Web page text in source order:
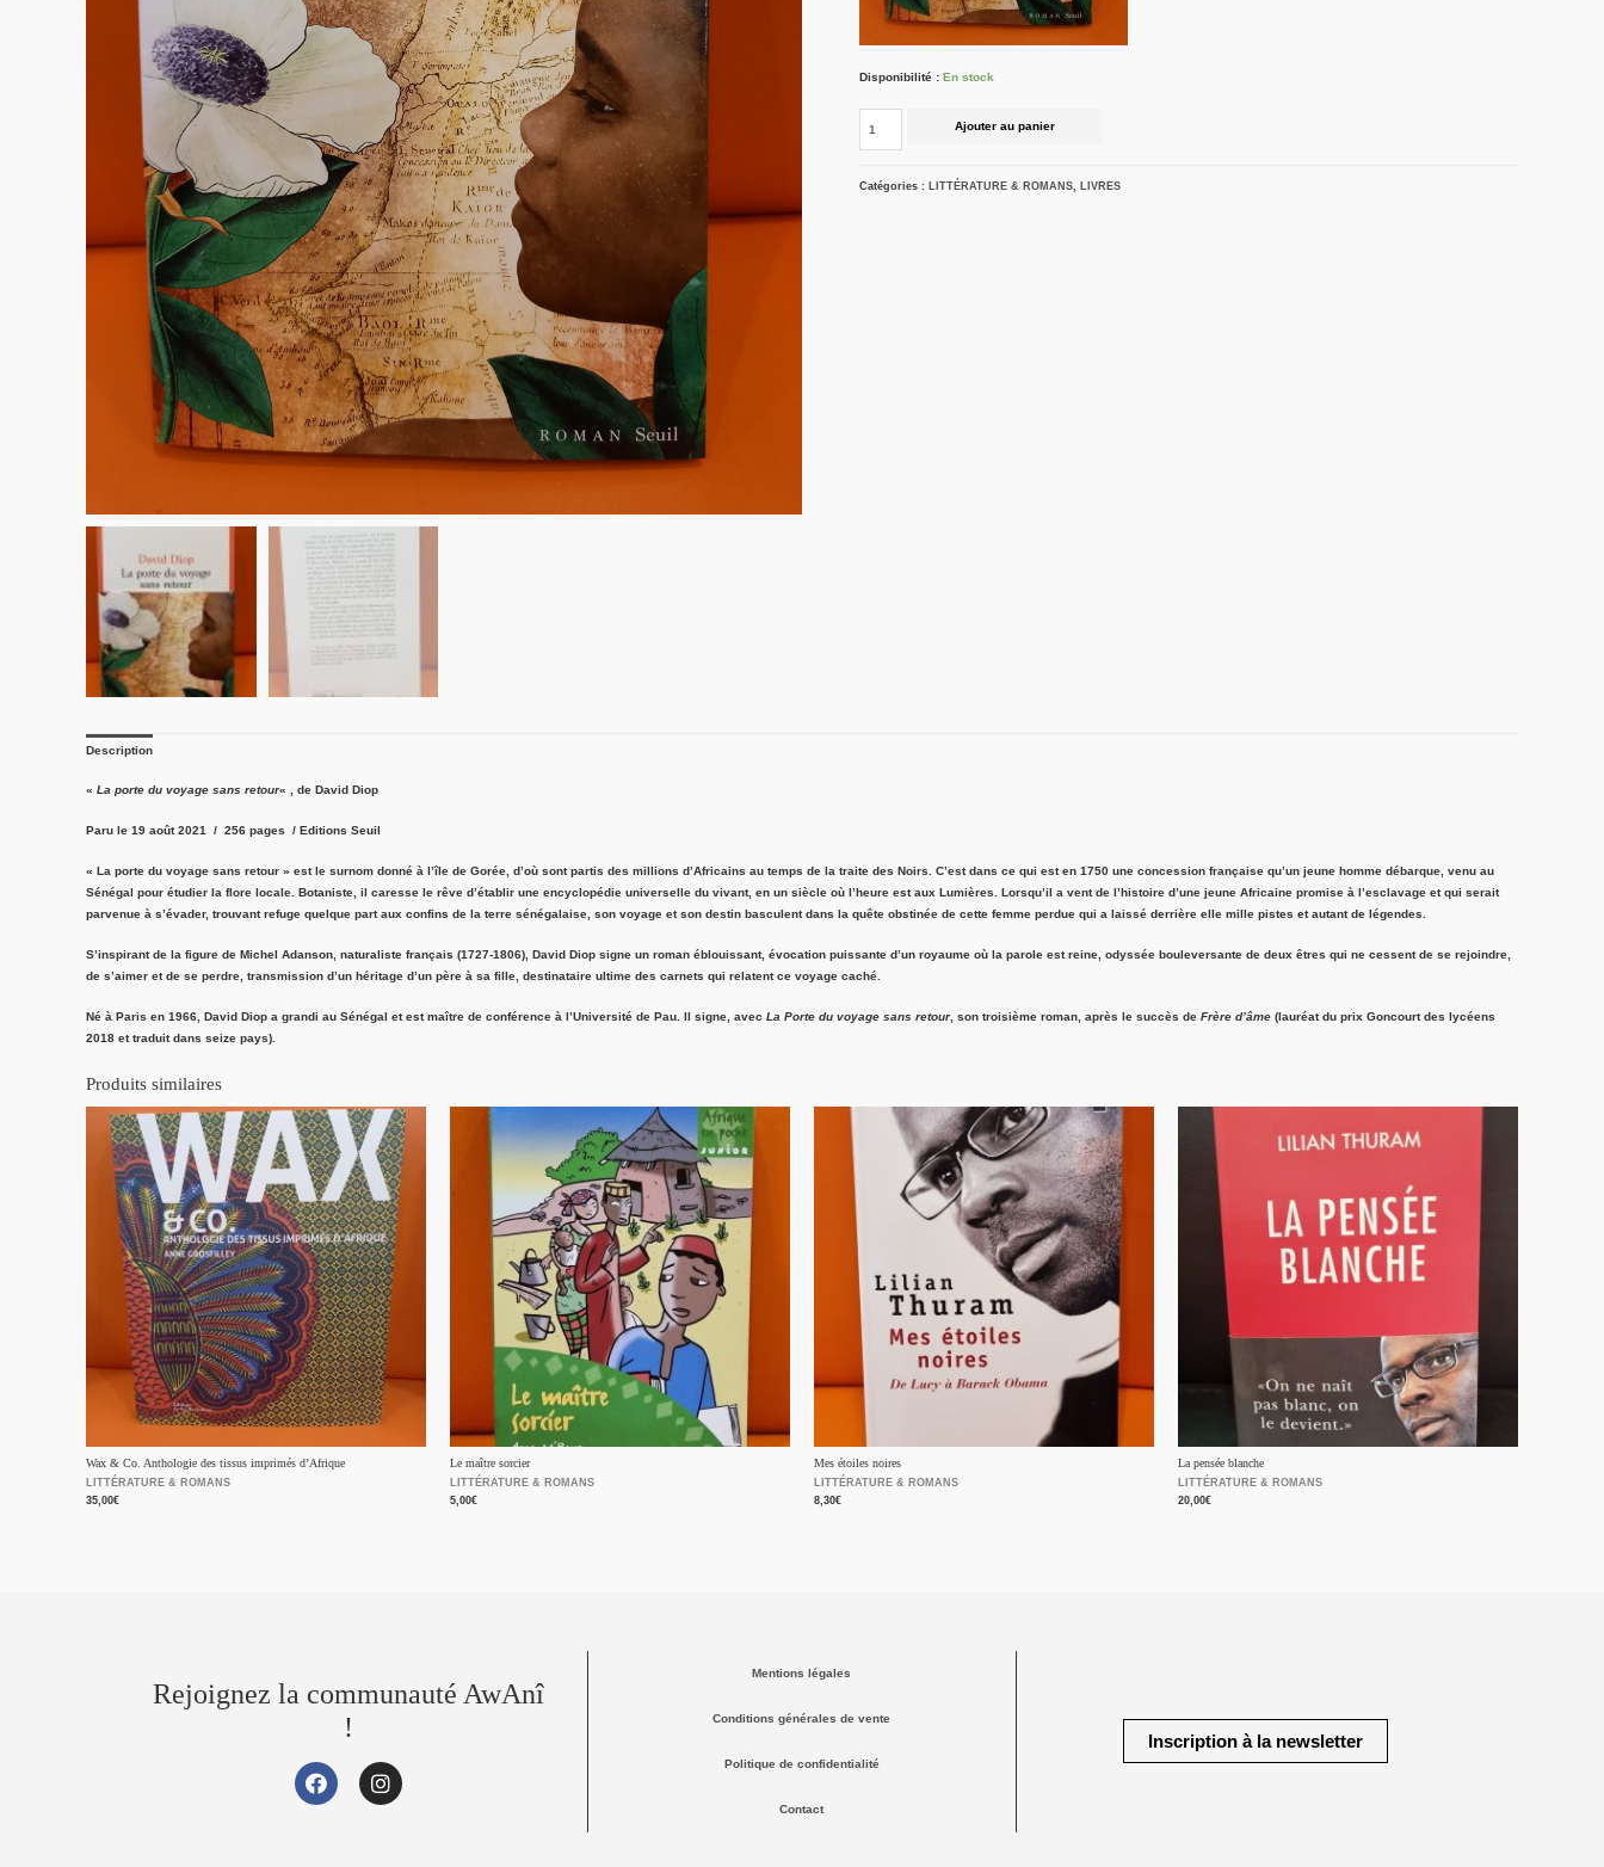
Disponibilité : En stock
Ajouter au panier
Catégories : LITTÉRATURE & ROMANS, LIVRES
Description
« La porte du voyage sans retour« , de David Diop
Paru le 19 août 2021 / 256 pages / Editions Seuil
« La porte du voyage sans retour » est le surnom donné à l’île de Gorée, d’où sont partis des millions d’Africains au temps de la traite des Noirs. C’est dans ce qui est en 1750 une concession française qu’un jeune homme débarque, venu au
Sénégal pour étudier la flore locale. Botaniste, il caresse le rêve d’établir une encyclopédie universelle du vivant, en un siècle où l’heure est aux Lumières. Lorsqu’il a vent de l’histoire d’une jeune Africaine promise à l’esclavage et qui serait
parvenue à s’évader, trouvant refuge quelque part aux confins de la terre sénégalaise, son voyage et son destin basculent dans la quête obstinée de cette femme perdue qui a laissé derrière elle mille pistes et autantde légendes.
S’inspirant de la figure de Michel Adanson, naturaliste français (1727-1806), David Diop signe un roman éblouissant, évocation puissante d’un royaume où la parole est reine, odyssée bouleversante de deux êtres qui ne cessent de se rejoindre,
de s’aimer et de se perdre, transmission d’un héritage d’un père à sa fille, destinataire ultime des carnets qui relatent ce voyage caché.
Né à Paris en 1966, David Diop a grandi au Sénégal et est maître de conférence à l’Université de Pau. Il signe, avec La Porte du voyage sans retour, son troisième roman, après le succès de Frère d’âme (lauréat du prix Goncourt des lycéens
2018 et traduit dans seize pays).
Produits similaires
Wax & Co. Anthologie des tissus imprimés d’Afrique
LITTÉRATURE & ROMANS
35,00€
Le maître sorcier
LITTÉRATURE & ROMANS
5,00€
Mes étoiles noires
LITTÉRATURE & ROMANS
8,30€
La pensée blanche
LITTÉRATURE & ROMANS
20,00€
Rejoignez la communauté AwAnî
!
Mentions légales
Conditions générales de vente
Politique de confidentialité
Contact
Inscription à la newsletter